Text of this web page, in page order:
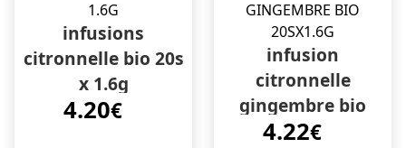
infusions
citronnelle bio 20s
x 1.6g
4.20€
infusion
citronnelle
gingembre bio
20sx1.6g
4.22€